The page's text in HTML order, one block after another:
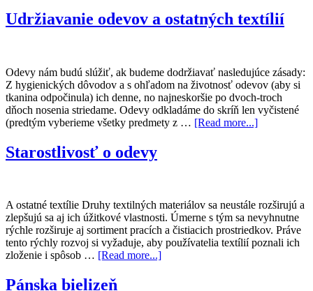
Udržiavanie odevov a ostatných textílií
Odevy nám budú slúžiť, ak budeme dodržiavať nasledujúce zásady:
Z hygienických dôvodov a s ohľadom na životnosť odevov (aby si
tkanina odpočinula) ich denne, no najneskoršie po dvoch-troch
dňoch nosenia striedame. Odevy odkladáme do skríň len vyčistené
(predtým vyberieme všetky predmety z … [Read more...]
Starostlivosť o odevy
A ostatné textílie Druhy textilných materiálov sa neustále rozširujú a
zlepšujú sa aj ich úžitkové vlastnosti. Úmerne s tým sa nevyhnutne
rýchle rozširuje aj sortiment pracích a čistiacich prostriedkov. Práve
tento rýchly rozvoj si vyžaduje, aby používatelia textílií poznali ich
zloženie i spôsob … [Read more...]
Pánska bielizeň